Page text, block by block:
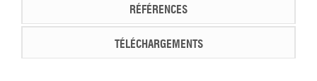
RÉFÉRENCES
TÉLÉCHARGEMENTS